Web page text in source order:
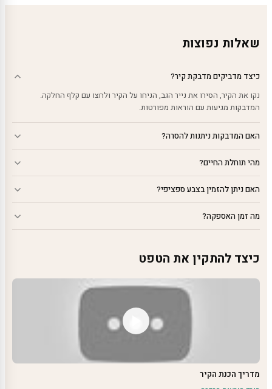
שאלות נפוצות
כיצד מדביקים מדבקת קיר?
נקו את הקיר, הסירו את נייר הגב, הניחו על הקיר ולחצו עם קלף החלקה.
המדבקות מגיעות עם הוראות מפורטות.
האם המדבקות ניתנות להסרה?
מהי תוחלת החיים?
האם ניתן להזמין בצבע ספציפי?
מה זמן האספקה?
כיצד להתקין את הטפט
מדריך הכנת הקיר